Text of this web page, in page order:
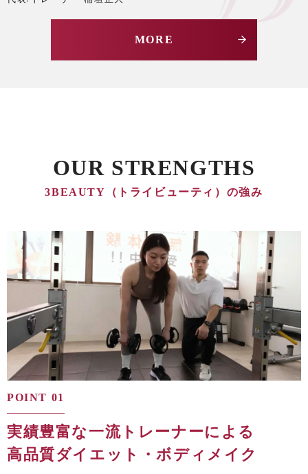
MORE
OUR STRENGTHS
3BEAUTY（トライビューティ）の強み
POINT 01
実績豊富な一流トレーナーによる
高品質ダイエット・ボディメイク